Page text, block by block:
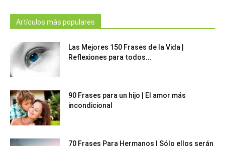
Artículos más populares
Las Mejores 150 Frases de la Vida |
Reflexiones para todos...
90 Frases para un hijo | El amor más
incondicional
70 Frases Para Hermanos | Sólo ellos serán